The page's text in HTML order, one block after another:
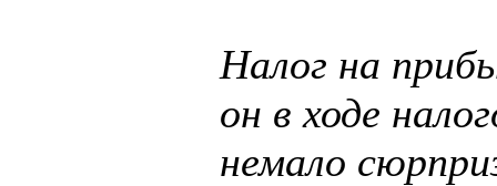
Налог на
он в ходе
немало